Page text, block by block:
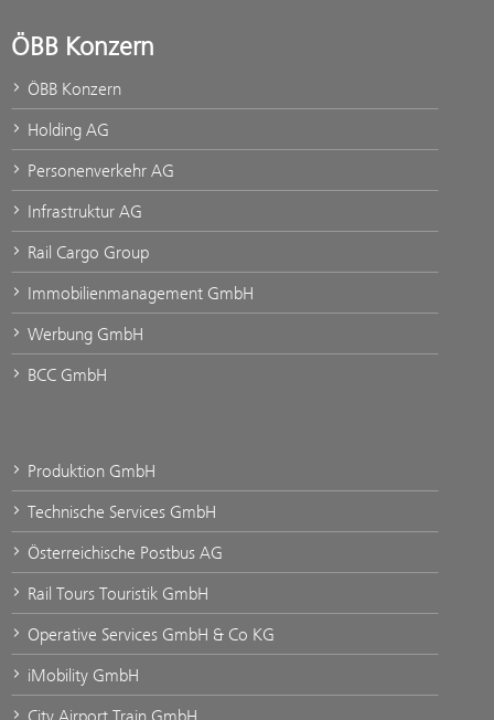
ÖBB Konzern
ÖBB Konzern
Holding AG
Personenverkehr AG
Infrastruktur AG
Rail Cargo Group
Immobilienmanagement GmbH
Werbung GmbH
BCC GmbH
Produktion GmbH
Technische Services GmbH
Österreichische Postbus AG
Rail Tours Touristik GmbH
Operative Services GmbH & Co KG
iMobility GmbH